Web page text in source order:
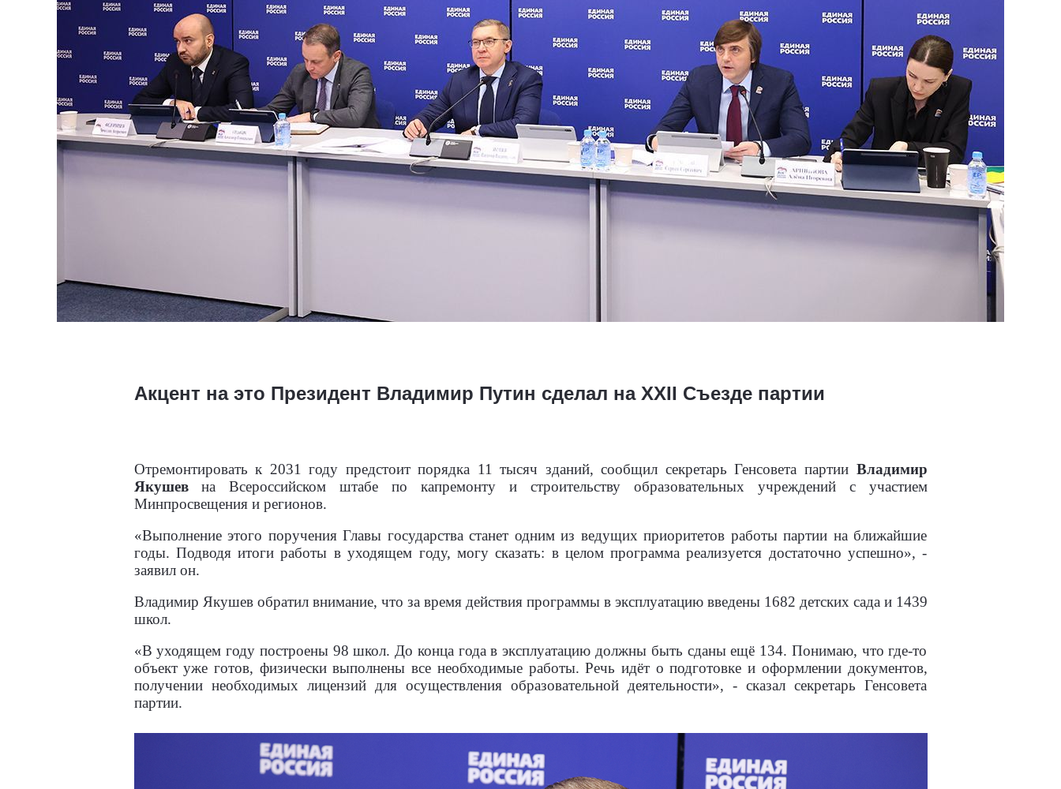
Акцент на это Президент Владимир Путин сделал на XXII Съезде партии
Отремонтировать к 2031 году предстоит порядка 11 тысяч зданий, сообщил секретарь Генсовета партии Владимир
Якушевна Всероссийском штабе по капремонту и строительству образовательных учреждений с участием
Минпросвещения и регионов.
«Выполнение этого поручения Главы государства станет одним из ведущих приоритетов работы партии на ближайшие
годы. Подводя итоги работы в уходящем году, могу сказать: в целом программа реализуется достаточно успешно», -
заявил он.
Владимир Якушев обратил внимание, что за время действия программы в эксплуатацию введены 1682 детских сада и 1439
школ.
«В уходящем году построены 98 школ. До конца года в эксплуатацию должны быть сданы ещё 134. Понимаю, что где-то
объект уже готов, физически выполнены все необходимые работы. Речь идёт о подготовке и оформлении документов,
получении необходимых лицензий для осуществления образовательной деятельности», - сказал секретарь Генсовета
партии.